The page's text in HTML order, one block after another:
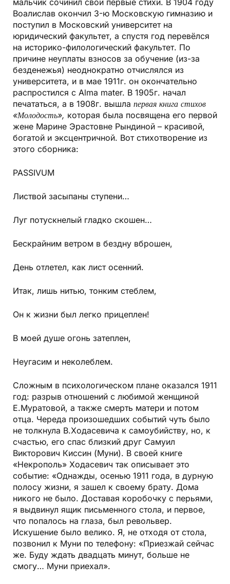
мальчик сочинил свои первые стихи. В 1904 году
Воалислав окончил 3-ю Московскую гимназию и
поступил в Московский университет на
юридический факультет, а спустя год перевёлся
на историко-филологический факультет. По
причине неуплаты взносов за обучение (из-за
безденежья) неоднократно отчислялся из
университета, и в мае 1911г. он окончательно
распростился с Alma mater. В 1905г. начал
печататься, а в 1908г. вышла первая книга стихов
«Молодость», которая была посвящена его первой
жене Марине Эрастовне Рындиной – красивой,
богатой и эксцентричной. Вот стихотворение из
этого сборника:
PASSIVUM
Листвой засыпаны ступени…
Луг потускнелый гладко скошен…
Бескрайним ветром в бездну вброшен,
День отлетел, как лист осенний.
Итак, лишь нитью, тонким стеблем,
Он к жизни был легко прицеплен!
В моей душе огонь затеплен,
Неугасим и неколеблем.
Сложным в психологическом плане оказался 1911
год: разрыв отношений с любимой женщиной
Е.Муратовой, а также смерть матери и потом
отца. Череда произошедших событий чуть было
не толкнула В.Ходасевича к самоубийству, но, к
счастью, его спас близкий друг Самуил
Викторович Киссин (Муни). В своей книге
«Некрополь» Ходасевич так описывает это
событие: «Однажды, осенью 1911 года, в дурную
полосу жизни, я зашел к своему брату. Дома
никого не было. Доставая коробочку с перьями,
я выдвинул ящик письменного стола, и первое,
что попалось на глаза, был револьвер.
Искушение было велико. Я, не отходя от стола,
позвонил к Муни по телефону: «Приезжай сейчас
же. Буду ждать двадцать минут, больше не
смогу… Муни приехал».